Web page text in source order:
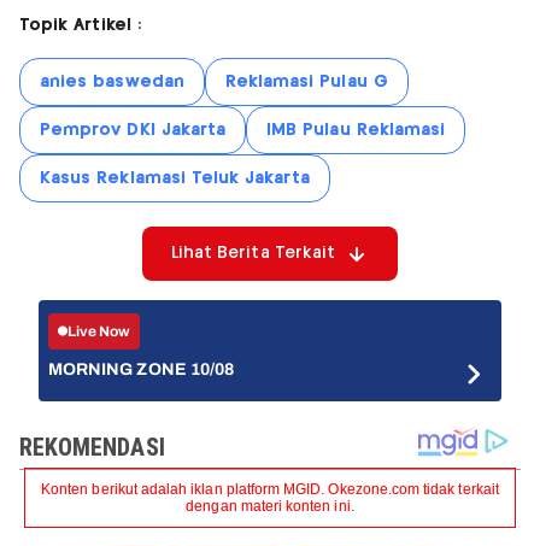
Topik Artikel :
anies baswedan Reklamasi Pulau G
Pemprov DKI Jakarta IMB Pulau Reklamasi
Kasus Reklamasi Teluk Jakarta
Lihat Berita Terkait
Live Now
MORNING ZONE 10/08